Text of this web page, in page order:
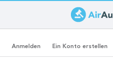
zum
Inhalt
Primäre
Anmelden Ein Konto erstellen